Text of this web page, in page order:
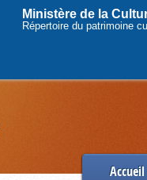
Ministère de la
Répertoire du patrimoine
Accueil